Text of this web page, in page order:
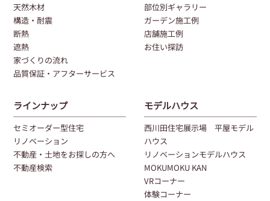
天然木材
構造・耐震
断熱
遮熱
家づくりの流れ
品質保証・アフターサービス
部位別ギャラリー
ガーデン施工例
店舗施工例
お住い探訪
ラインナップ
セミオーダー型住宅
リノベーション
不動産・土地をお探しの方へ
不動産検索
モデルハウス
西川田住宅展示場 平屋モデル
ハウス
リノベーションモデルハウス
MOKUMOKU KAN
VRコーナー
体験コーナー